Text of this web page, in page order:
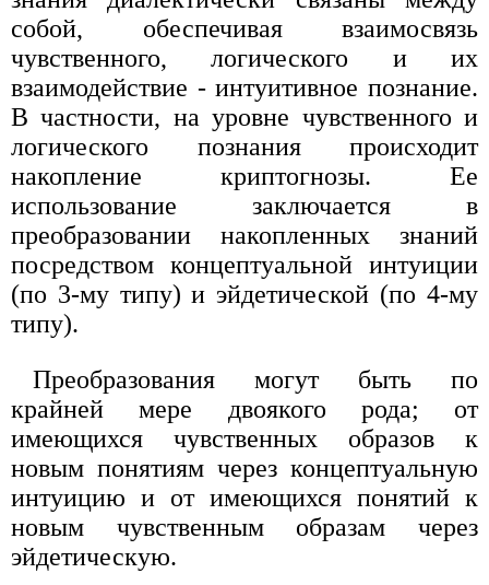
собой, обеспечивая взаимосвязь
чувственного, логического и их
взаимодействие - интуитивное познание.
В частности, на уровне чувственного и
логического познания происходит
накопление криптогнозы. Ее
использование заключается в
преобразовании накопленных знаний
посредством концептуальной интуиции
(по 3-му типу) и эйдетической (по 4-му
типу).
Преобразования могут быть по
крайней мере двоякого рода; от
имеющихся чувственных образов к
новым понятиям через концептуальную
интуицию и от имеющихся понятий к
новым чувственным образам через
эйдетическую.